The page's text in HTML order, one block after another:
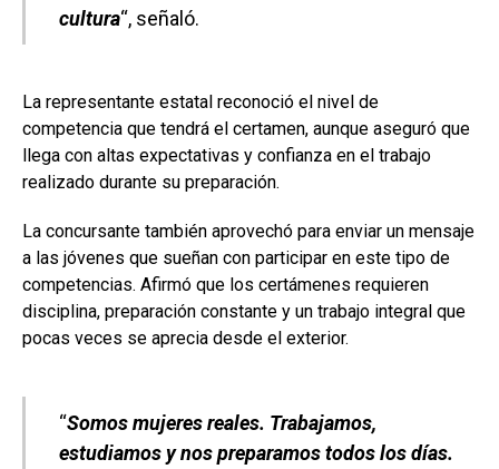
cultura“, señaló.
La representante estatal reconoció el nivel de
competencia que tendrá el certamen, aunque aseguró que
llega con altas expectativas y confianza en el trabajo
realizado durante su preparación.
La concursante también aprovechó para enviar un mensaje
a las jóvenes que sueñan con participar en este tipo de
competencias. Afirmó que los certámenes requieren
disciplina, preparación constante y un trabajo integral que
pocas veces se aprecia desde el exterior.
“Somos mujeres reales. Trabajamos,
estudiamos y nos preparamos todos los días.